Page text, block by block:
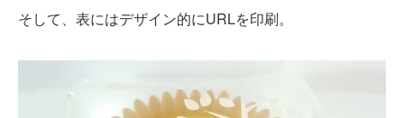
そして、表にはデザイン的にURLを印刷。